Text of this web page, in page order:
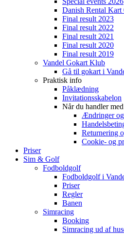
Danish Rental Kart
Final result 2023
Final result 2022
Final result 2021
Final result 2020
Final result 2019
Vandel Gokart Klub
Gå til gokart i
Praktisk info
Påklædning
Invitationsskabelon
Når du handler
Ændringer
Returnering
Cookie- og
Priser
Sim & Golf
Fodboldgolf
Fodboldgolf i
Priser
Regler
Banen
Simracing
Booking
Simracing ud af